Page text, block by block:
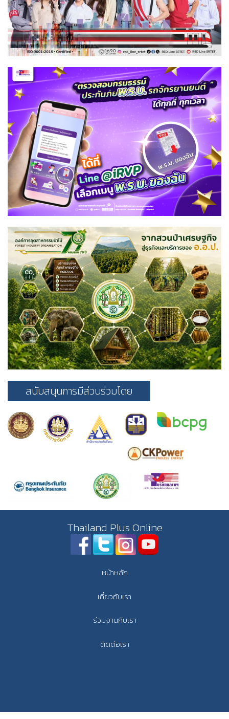
สนับสนุนการมีส่วนร่วมโดย
Thailand Plus Online
หน้าหลัก
เกี่ยวกับเรา
ร่วมงานกับเรา
ติดต่อเรา